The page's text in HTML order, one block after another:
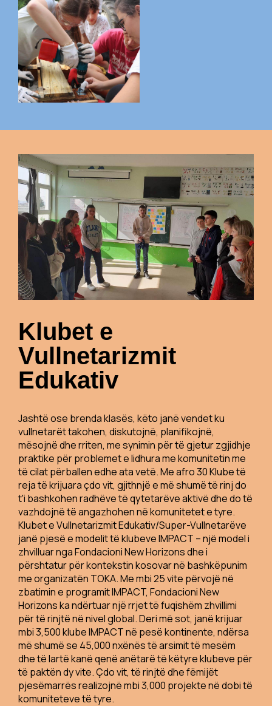
Klubet e
Vullnetarizmit
Edukativ
Jashtë ose brenda klasës, këto janë vendet ku
vullnetarët takohen, diskutojnë, planifikojnë,
mësojnë dhe rriten, me synimin për të gjetur zgjidhje
praktike për problemet e lidhura me komunitetin me
të cilat përballen edhe ata vetë. Me afro 30 Klube të
reja të krijuara çdo vit, gjithnjë e më shumë të rinj do
t'i bashkohen radhëve të qytetarëve aktivë dhe do të
vazhdojnë të angazhohen në komunitetet e tyre.
Klubet e Vullnetarizmit Edukativ/Super-Vullnetarëve
janë pjesë e modelit të klubeve IMPACT – një model i
zhvilluar nga Fondacioni New Horizons dhe i
përshtatur për kontekstin kosovar në bashkëpunim
me organizatën TOKA. Me mbi 25 vite përvojë në
zbatimin e programit IMPACT, Fondacioni New
Horizons ka ndërtuar një rrjet të fuqishëm zhvillimi
për të rinjtë në nivel global. Deri më sot, janë krijuar
mbi 3,500 klube IMPACT në pesë kontinente, ndërsa
më shumë se 45,000 nxënës të arsimit të mesëm
dhe të lartë kanë qenë anëtarë të këtyre klubeve për
të paktën dy vite. Çdo vit, të rinjtë dhe fëmijët
pjesëmarrës realizojnë mbi 3,000 projekte në dobi të
komuniteteve të tyre.